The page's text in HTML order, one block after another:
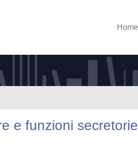
Home
e funzioni secretorie